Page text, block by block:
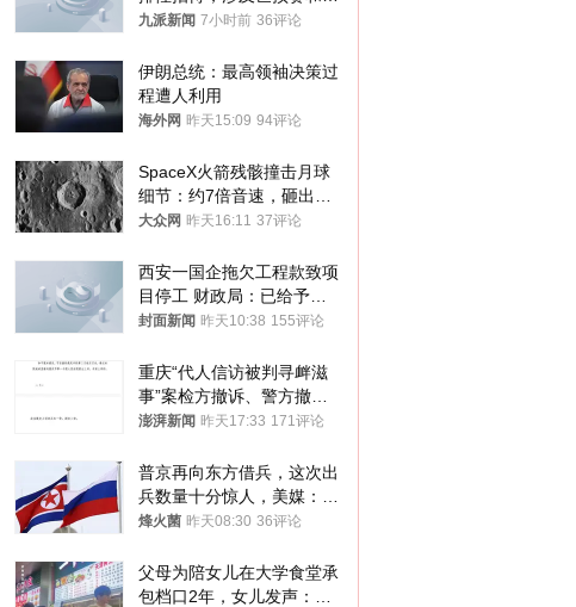
预赛，韩足协回应
九派新闻 7小时前 36评论
伊朗总统：最高领袖决策过
程遭人利用
海外网 昨天15:09 94评论
SpaceX火箭残骸撞击月球
细节：约7倍音速，砸出直
径约30米撞击坑
大众网 昨天16:11 37评论
西安一国企拖欠工程款致项
目停工 财政局：已给予处
分，正督促整改
封面新闻 昨天10:38 155评论
重庆“代人信访被判寻衅滋
事”案检方撤诉、警方撤
案，两被告人获国赔
澎湃新闻 昨天17:33 171评论
普京再向东方借兵，这次出
兵数量十分惊人，美媒：俄
朝要动真格？
烽火菌 昨天08:30 36评论
父母为陪女儿在大学食堂承
包档口2年，女儿发声：初